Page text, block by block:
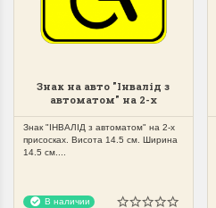
Знак на авто "Інвалід з
автоматом" на 2-х
присосках зйомний
Знак "ІНВАЛІД з автоматом" на 2-х
присосках. Висота 14.5 см. Ширина
14.5 см....
В наличии